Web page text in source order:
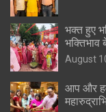
भक्त हुए
भक्तिभाव
August
आप और